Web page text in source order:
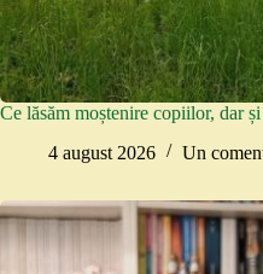
Ce lăsăm moștenire copiilor, dar
4 august 2026
Un